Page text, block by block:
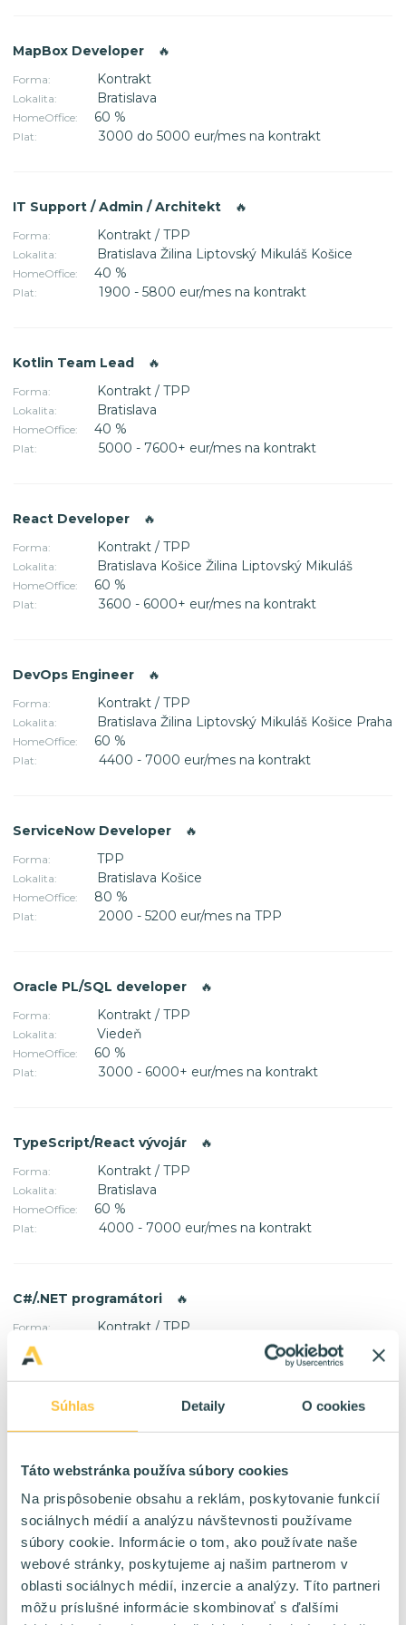
Súhlas Detaily O cookies
Táto webstránka používa súbory cookies
Na prispôsobenie obsahu a reklám, poskytovanie funkcií
sociálnych médií a analýzu návštevnosti používame
súbory cookie. Informácie o tom, ako používate naše
webové stránky, poskytujeme aj našim partnerom v
oblasti sociálnych médií, inzercie a analýzy. Títo partneri
môžu príslušné informácie skombinovať s ďalšími
MapBox Developer 🔥
Forma: Kontrakt
Lokalita: Bratislava
HomeOffice: 60 %
Plat: 3000 do 5000 eur/mes na kontrakt
IT Support / Admin / Architekt 🔥
Forma: Kontrakt / TPP
Lokalita: Bratislava Žilina Liptovský Mikuláš Košice
HomeOffice: 40 %
Plat: 1900 - 5800 eur/mes na kontrakt
Kotlin Team Lead 🔥
Forma: Kontrakt / TPP
Lokalita: Bratislava
HomeOffice: 40 %
Plat: 5000 - 7600+ eur/mes na kontrakt
React Developer 🔥
Forma: Kontrakt / TPP
Lokalita: Bratislava Košice Žilina Liptovský Mikuláš
HomeOffice: 60 %
Plat: 3600 - 6000+ eur/mes na kontrakt
DevOps Engineer 🔥
Forma: Kontrakt / TPP
Lokalita: Bratislava Žilina Liptovský Mikuláš Košice Praha
HomeOffice: 60 %
Plat: 4400 - 7000 eur/mes na kontrakt
ServiceNow Developer 🔥
Forma: TPP
Lokalita: Bratislava Košice
HomeOffice: 80 %
Plat: 2000 - 5200 eur/mes na TPP
Oracle PL/SQL developer 🔥
Forma: Kontrakt / TPP
Lokalita: Viedeň
HomeOffice: 60 %
Plat: 3000 - 6000+ eur/mes na kontrakt
TypeScript/React vývojár 🔥
Forma: Kontrakt / TPP
Lokalita: Bratislava
HomeOffice: 60 %
Plat: 4000 - 7000 eur/mes na kontrakt
C#/.NET programátori 🔥
Forma: Kontrakt / TPP
Lokalita:
HomeOffice:
Plat: 4000 - 10000 eur/mes na kontrakt
Lokalita: Bratislava
HomeOffice: 40 %
Plat: 2400 - 4800 eur/mes na TPP
SAP SD konzultant 🔥